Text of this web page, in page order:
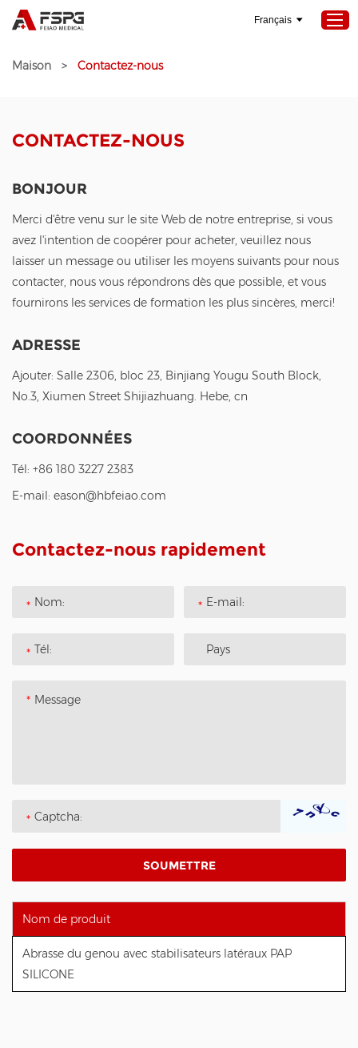
Nouvelles
Contactez-nous
Français
Maison > Contactez-nous
CONTACTEZ-NOUS
BONJOUR
Merci d'être venu sur le site Web de notre entreprise, si vous
avez l'intention de coopérer pour acheter, veuillez nous
laisser un message ou utiliser les moyens suivants pour nous
contacter, nous vous répondrons dès que possible, et vous
fournirons les services de formation les plus sincères, merci!
ADRESSE
Ajouter: Salle 2306, bloc 23, Binjiang Yougu South Block,
No.3, Xiumen Street Shijiazhuang. Hebe, cn
COORDONNÉES
Tél: +86 180 3227 2383
E-mail: eason@hbfeiao.com
Contactez-nous rapidement
Nom de produit
Abrasse du genou avec stabilisateurs latéraux PAP
SILICONE